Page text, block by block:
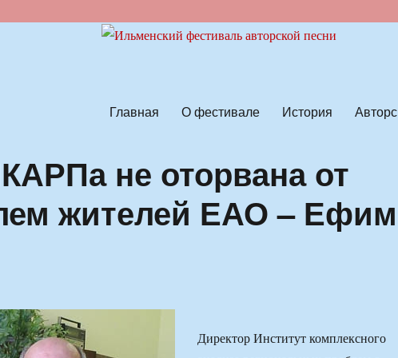
Главная О фестивале История
не оторвана от
жителей ЕАО – Ефим
Директор Институт комплексного